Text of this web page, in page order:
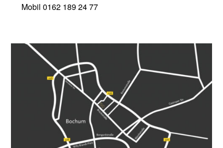
Mobil 0162 189 24 77